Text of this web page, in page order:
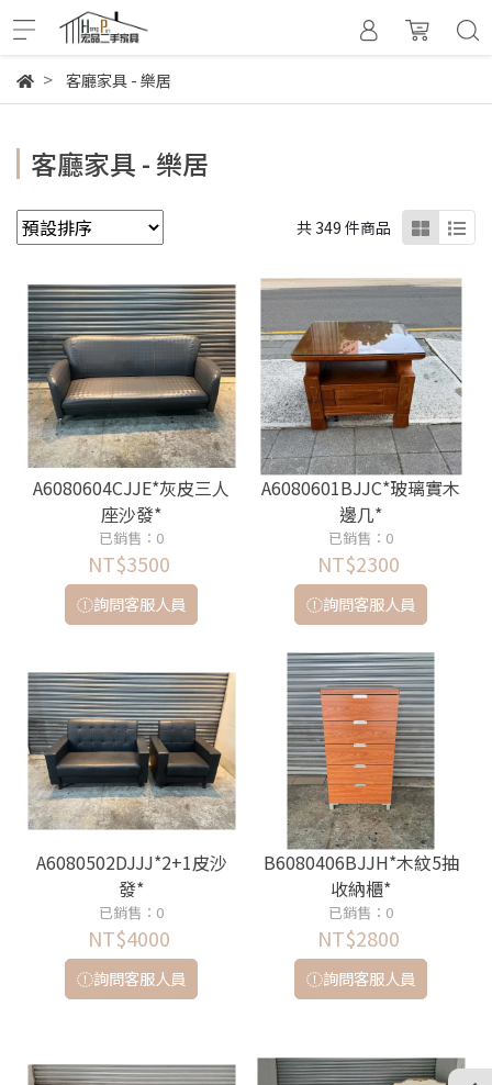
客廳家具 - 樂居
客廳家具 - 樂居
共 349 件商品
A6080604CJJE*灰皮三人
座沙發*
已銷售：0
NT$3500
詢問客服人員
A6080601BJJC*玻璃實木
邊几*
已銷售：0
NT$2300
詢問客服人員
A6080502DJJJ*2+1皮沙
發*
已銷售：0
NT$4000
詢問客服人員
B6080406BJJH*木紋5抽
收納櫃*
已銷售：0
NT$2800
詢問客服人員